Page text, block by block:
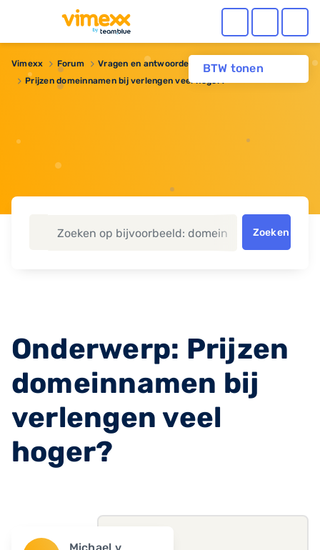
BTW tonen
Vimexx Forum Vragen en antwoorden
Domeinnaam
Prijzen domeinnamen bij verlengen veel hoger?
Zoeken
Onderwerp: Prijzen
domeinnamen bij
verlengen veel
hoger?